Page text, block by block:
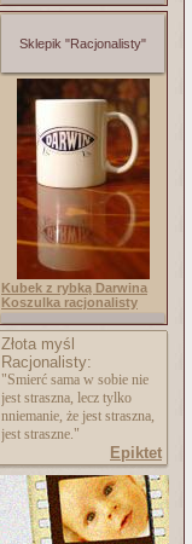
Sklepik "Racjonalisty"
Kubek z rybką Darwina
Koszulka racjonalisty
Złota myśl
Racjonalisty:
"Smierć sama w sobie nie
jest straszna, lecz tylko
nniemanie, że jest straszna,
jest straszne."
Epiktet